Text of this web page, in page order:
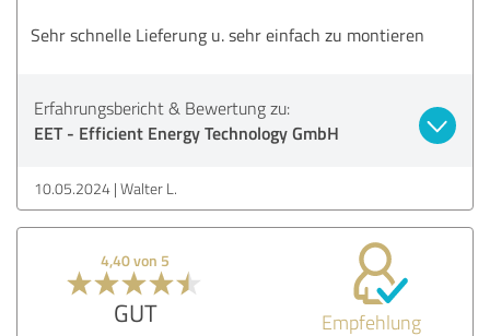
Sehr schnelle Lieferung u. sehr einfach zu montieren
Erfahrungsbericht & Bewertung zu:
EET - Efficient Energy Technology GmbH
10.05.2024 Walter L.
4,40 von 5
GUT Empfehlung